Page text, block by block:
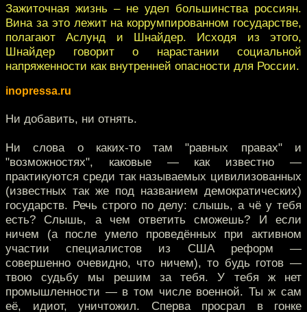
Зажиточная жизнь – не удел большинства россиян.
Вина за это лежит на коррумпированном государстве,
полагают Аслунд и Шнайдер. Исходя из этого,
Шнайдер говорит о нарастании социальной
напряженности как внутренней опасности для России.
inopressa.ru
Ни добавить, ни отнять.
Ни слова о каких-то там "равных правах" и
"возможностях", каковые — как известно —
практикуются среди так называемых цивилизованных
(известных так же под названием демократических)
государств. Речь строго по делу: слышь, а чё у тебя
есть? Слышь, а чем ответить сможешь? И если
ничем (а после умело проведённых при активном
участии специалистов из США реформ —
совершенно очевидно, что ничем), то будь готов —
твою судьбу мы решим за тебя. У тебя ж нет
промышленности — в том числе военной. Ты ж сам
её, идиот, уничтожил. Сперва просрал в гонке